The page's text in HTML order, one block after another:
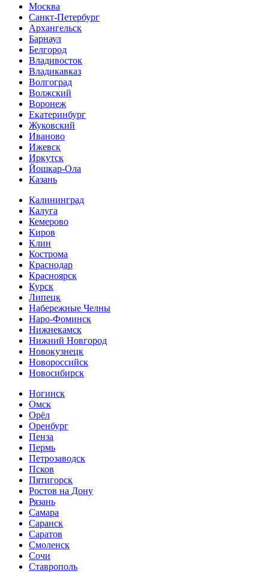
Москва
Санкт-Петербург
Архангельск
Барнаул
Белгород
Владивосток
Владикавказ
Волгоград
Волжский
Воронеж
Екатеринбург
Жуковский
Иваново
Ижевск
Иркутск
Йошкар-Ола
Казань
Калининград
Калуга
Кемерово
Киров
Клин
Кострома
Краснодар
Красноярск
Курск
Липецк
Набережные Челны
Наро-Фоминск
Нижнекамск
Нижний Новгород
Новокузнецк
Новороссийск
Новосибирск
Ногинск
Омск
Орёл
Оренбург
Пенза
Пермь
Петрозаводск
Псков
Пятигорск
Ростов на Дону
Рязань
Самара
Саранск
Саратов
Смоленск
Сочи
Ставрополь